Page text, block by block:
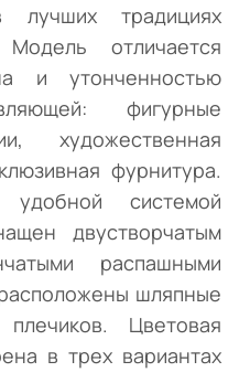
традициях
Модель отличается
и утонченностью
фигурные
художественная
фурнитура.
удобной системой
двустворчатым
распашными
шляпные
Цветовая
в трех вариантах